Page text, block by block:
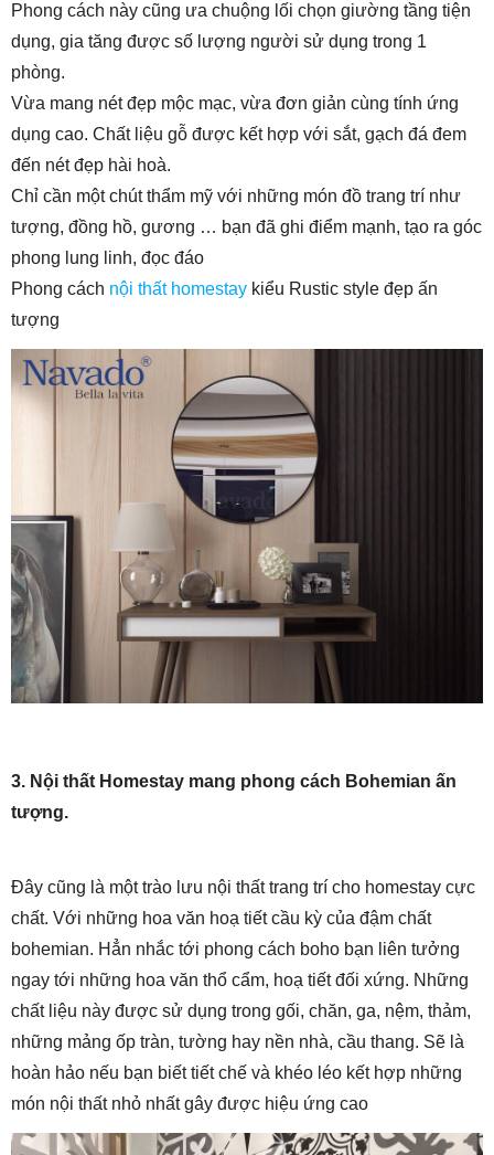
Phong cách này cũng ưa chuộng lối chọn giường tầng tiện
dụng, gia tăng được số lượng người sử dụng trong 1
phòng.
Vừa mang nét đẹp mộc mạc, vừa đơn giản cùng tính ứng
dụng cao. Chất liệu gỗ được kết hợp với sắt, gạch đá đem
đến nét đẹp hài hoà.
Chỉ cần một chút thẩm mỹ với những món đồ trang trí như
tượng, đồng hồ, gương … bạn đã ghi điểm mạnh, tạo ra góc
phong lung linh, đọc đáo
Phong cách nội thất homestay kiểu Rustic style đẹp ấn
tượng
3. Nội thất Homestay mang phong cách Bohemian ấn
tượng.
Đây cũng là một trào lưu nội thất trang trí cho homestay cực
chất. Với những hoa văn hoạ tiết cầu kỳ của đậm chất
bohemian. Hẳn nhắc tới phong cách boho bạn liên tưởng
ngay tới những hoa văn thổ cẩm, hoạ tiết đối xứng. Những
chất liệu này được sử dụng trong gối, chăn, ga, nệm, thảm,
những mảng ốp tràn, tường hay nền nhà, cầu thang. Sẽ là
hoàn hảo nếu bạn biết tiết chế và khéo léo kết hợp những
món nội thất nhỏ nhất gây được hiệu ứng cao